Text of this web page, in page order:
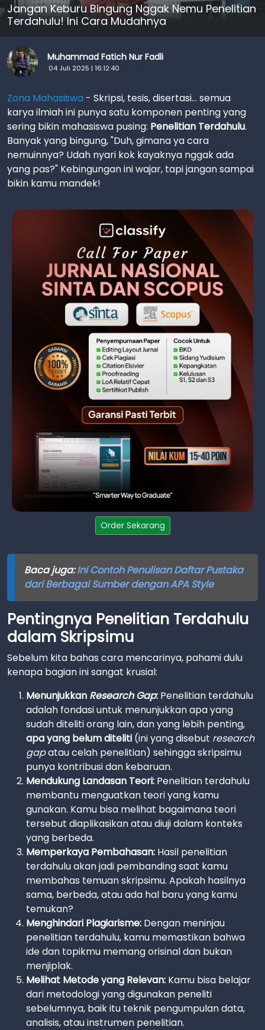
Jangan Keburu Bingung Nggak Nemu Penelitian
Terdahulu! Ini Cara Mudahnya
Muhammad Fatich Nur Fadli
04 Juli 2025 | 16:12:40
Zona Mahasiswa - Skripsi, tesis, disertasi... semua
karya ilmiah ini punya satu komponen penting yang
sering bikin mahasiswa pusing: Penelitian Terdahulu.
Banyak yang bingung, "Duh, gimana ya cara
nemuinnya? Udah nyari kok kayaknya nggak ada
yang pas?" Kebingungan ini wajar, tapi jangan sampai
bikin kamu mandek!
Order Sekarang
Baca juga:Ini Contoh Penulisan Daftar Pustaka
dari Berbagai Sumber dengan APA Style
Pentingnya Penelitian Terdahulu
dalam Skripsimu
Sebelum kita bahas cara mencarinya, pahami dulu
kenapa bagian ini sangat krusial:
Menunjukkan Research Gap: Penelitian terdahulu
adalah fondasi untuk menunjukkan apa yang
sudah diteliti orang lain, dan yang lebih penting,
apa yang belum diteliti (ini yang disebut research
gapatau celah penelitian) sehingga skripsimu
punya kontribusi dan kebaruan.
Mendukung Landasan Teori: Penelitian terdahulu
membantu menguatkan teori yang kamu
gunakan. Kamu bisa melihat bagaimana teori
tersebut diaplikasikan atau diuji dalam konteks
yang berbeda.
Memperkaya Pembahasan: Hasil penelitian
terdahulu akan jadi pembanding saat kamu
membahas temuan skripsimu. Apakah hasilnya
sama, berbeda, atau ada hal baru yang kamu
temukan?
Menghindari Plagiarisme: Dengan meninjau
penelitian terdahulu, kamu memastikan bahwa
ide dan topikmu memang orisinal dan bukan
menjiplak.
Melihat Metode yang Relevan: Kamu bisa belajar
dari metodologi yang digunakan peneliti
sebelumnya, baik itu teknik pengumpulan data,
analisis, atau instrumen penelitian.